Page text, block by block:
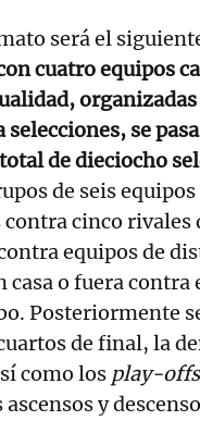
será el
cuatro equipos
se
de dieciocho
de seis
contra cinco rivales
equipos de
casa o fuera contra
Posteriormente
de final, la
como los play-offs
y